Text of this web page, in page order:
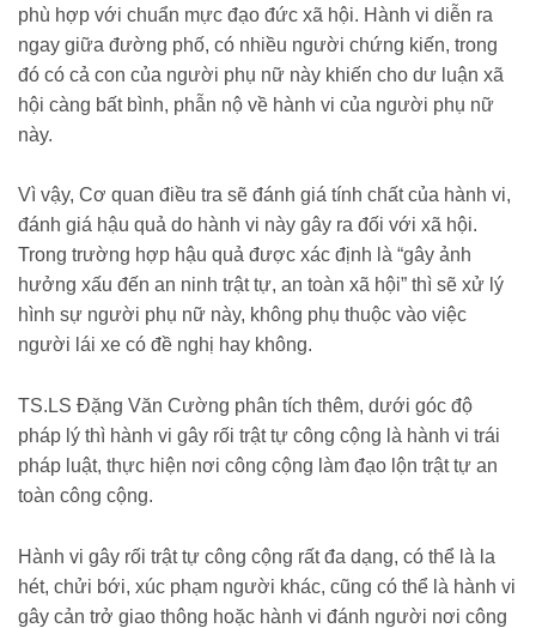
phù hợp với chuẩn mực đạo đức xã hội. Hành vi diễn ra
ngay giữa đường phố, có nhiều người chứng kiến, trong
đó có cả con của người phụ nữ này khiến cho dư luận xã
hội càng bất bình, phẫn nộ về hành vi của người phụ nữ
này.
Vì vậy, Cơ quan điều tra sẽ đánh giá tính chất của hành vi,
đánh giá hậu quả do hành vi này gây ra đối với xã hội.
Trong trường hợp hậu quả được xác định là “gây ảnh
hưởng xấu đến an ninh trật tự, an toàn xã hội” thì sẽ xử lý
hình sự người phụ nữ này, không phụ thuộc vào việc
người lái xe có đề nghị hay không.
TS.LS Đặng Văn Cường phân tích thêm, dưới góc độ
pháp lý thì hành vi gây rối trật tự công cộng là hành vi trái
pháp luật, thực hiện nơi công cộng làm đạo lộn trật tự an
toàn công cộng.
Hành vi gây rối trật tự công cộng rất đa dạng, có thể là la
hét, chửi bới, xúc phạm người khác, cũng có thể là hành vi
gây cản trở giao thông hoặc hành vi đánh người nơi công